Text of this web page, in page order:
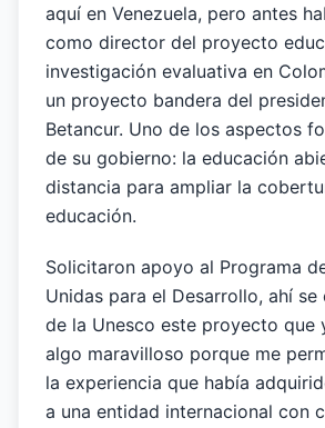
aquí en Venezuela, pero antes
como director del proyecto
investigación evaluativa en
un proyecto bandera del
Betancur. Uno de los aspectos
de su gobierno: la educación
distancia para ampliar la
educación.
Solicitaron apoyo al Programa
Unidas para el Desarrollo, ahí
de la Unesco este proyecto que
algo maravilloso porque me
la experiencia que había
a una entidad internacional con